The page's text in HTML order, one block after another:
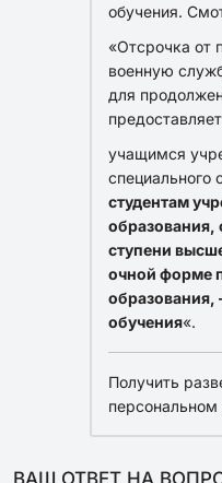
обучения.
«Отсрочка от
военную
для
учащимся
специального
студентам
ступени
очной форме
образования,
обучения«.
Получить
персональном
ВАШ ОТВЕТ НА